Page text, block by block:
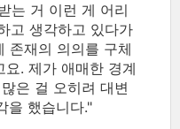
는 거 이런 게 어리
고 생각하고 있다가
존재의 의의를 구체
. 제가 애매한 경계
은 걸 오히려 대변
을 했습니다."